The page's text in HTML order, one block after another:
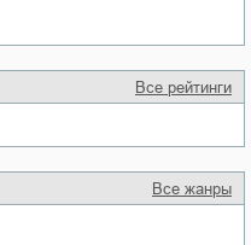
Все рейтинги
Все жанры